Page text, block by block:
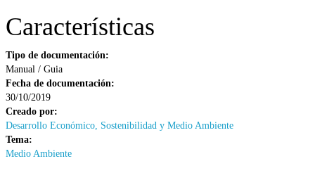
Características
Tipo de documentación:
Manual / Guia
Fecha de documentación:
30/10/2019
Creado por:
Desarrollo Económico, Sostenibilidad y Medio Ambiente
Tema:
Medio Ambiente